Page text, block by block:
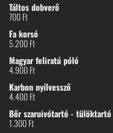
Táltos dobverő
700Ft
Fa korsó
5.200Ft
Magyar feliratú póló
4.900Ft
Karbon nyílvessző
4.400Ft
Bőr szaruivótartó - tülöktartó
1.300Ft